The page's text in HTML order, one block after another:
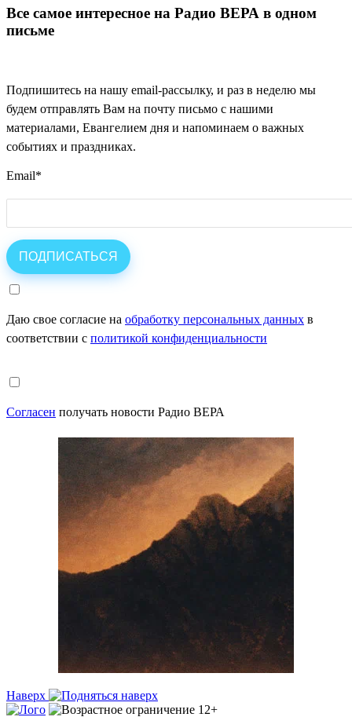
Все самое интересное на Радио ВЕРА в одном
письме
Подпишитесь на нашу email-рассылку, и раз в неделю мы
будем отправлять Вам на почту письмо с нашими
материалами, Евангелием дня и напоминаем о важных
событиях и праздниках.
Email*
Даю свое согласие на обработку персональных данных в
соответствии с политикой конфиденциальности
Согласен получать новости Радио ВЕРА
Наверх